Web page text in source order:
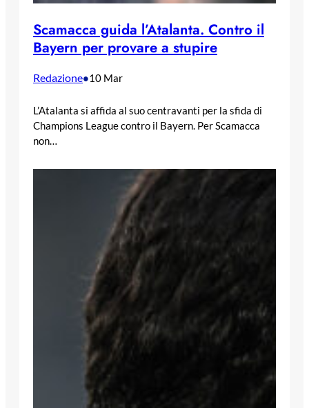
Scamacca guida l’Atalanta. Contro il
Bayern per provare a stupire
Redazione•10 Mar
L’Atalanta si affida al suo centravanti per la sfida di
Champions League contro il Bayern. Per Scamacca
non…